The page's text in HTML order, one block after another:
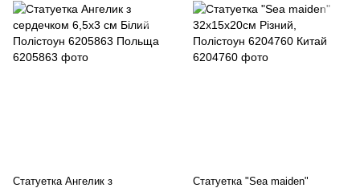
Статуетка Ангелик з
Статуетка "Sea maiden"